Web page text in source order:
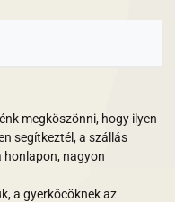
megköszönni, hogy ilyen
segítkeztél, a szállás
honlapon, nagyon
a gyerkőcöknek az